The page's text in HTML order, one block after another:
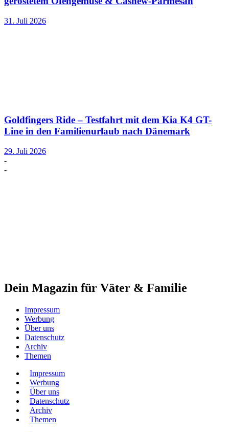
31. Juli 2026
Goldfingers Ride – Testfahrt mit dem Kia K4 GT-
Line in den Familienurlaub nach Dänemark
29. Juli 2026
-
-
Dein Magazin für Väter & Familie
Impressum
Werbung
Über uns
Datenschutz
Archiv
Themen
Impressum
Werbung
Über uns
Datenschutz
Archiv
Themen